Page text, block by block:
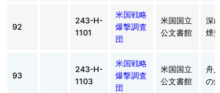
92
243-H-
1101
米国戦略
爆撃調査
団
米国国立
公文書館
深
煙
93
243-H-
1103
米国戦略
爆撃調査
団
米国国立
公文書館
舟
の